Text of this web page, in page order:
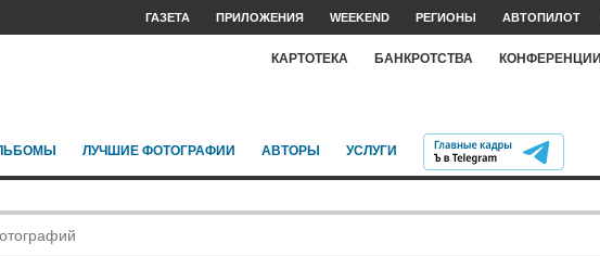
ГАЗЕТА ПРИЛОЖЕНИЯ WEEKEND РЕГИОНЫ АВТОПИЛОТ
КАРТОТЕКА БАНКРОТСТВА КОНФЕРЕНЦИИ
ЛУЧШИЕ ФОТОГРАФИИ АВТОРЫ УСЛУГИ